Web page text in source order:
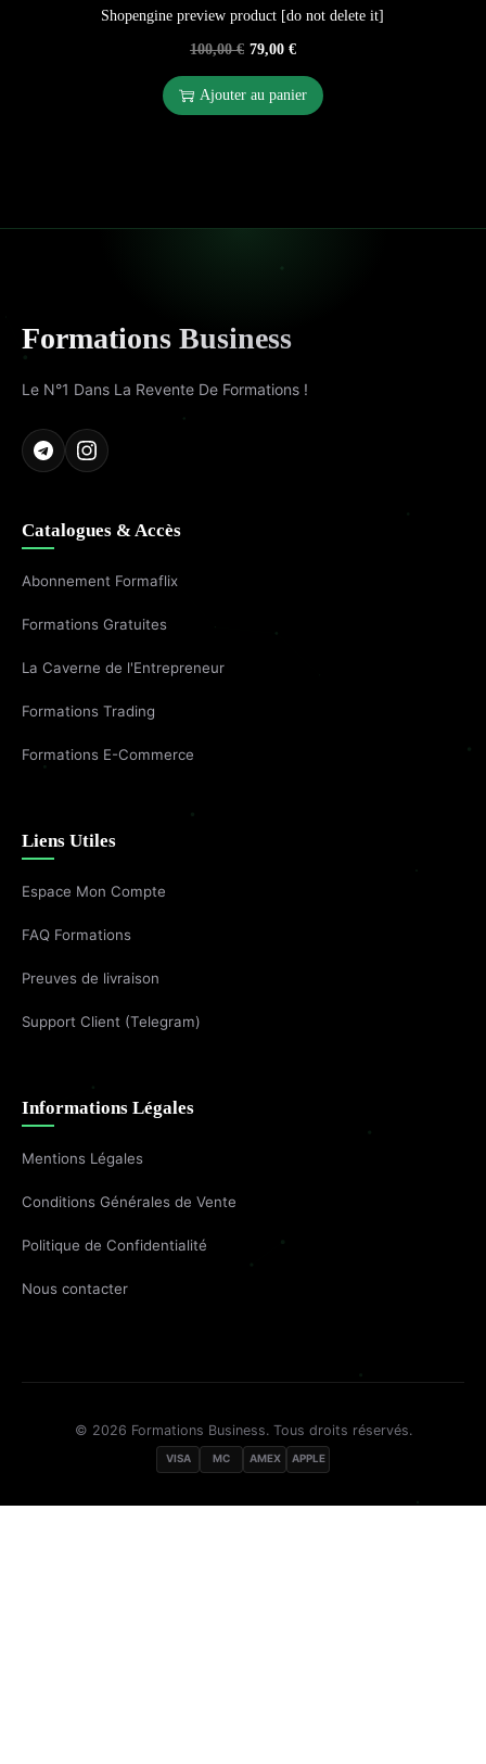
Shopengine preview product [do not delete it]
100,00€ 79,00 €
Ajouter au panier
Formations Business
Le N°1 Dans La Revente De Formations !
Catalogues & Accès
Abonnement Formaflix
Formations Gratuites
La Caverne de l'Entrepreneur
Formations Trading
Formations E-Commerce
Liens Utiles
Espace Mon Compte
FAQ Formations
Preuves de livraison
Support Client (Telegram)
Informations Légales
Mentions Légales
Conditions Générales de Vente
Politique de Confidentialité
Nous contacter
© 2026 Formations Business. Tous droits réservés.
VISA MC AMEX APPLE